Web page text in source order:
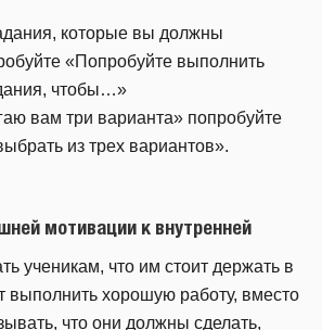
которые вы должны
«Попробуйте выполнить
чтобы…»
вам три варианта» попробуйте
из трех вариантов».
мотивации к внутренней
ученикам, что им стоит держать в
выполнить хорошую работу, вместо
что они должны сделать,